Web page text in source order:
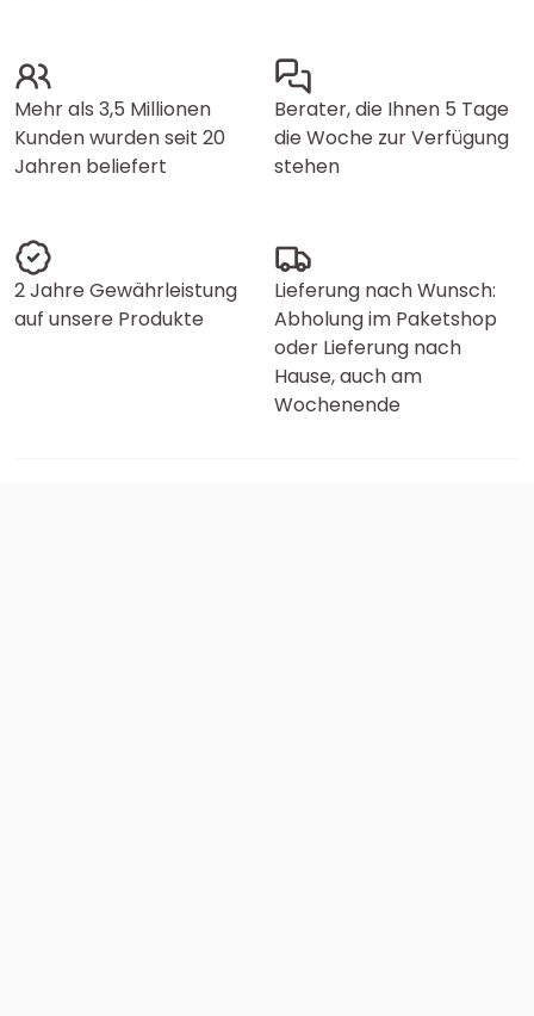
Mehr als 3,5 Millionen
Kunden wurden seit 20
Jahren beliefert
Berater, die Ihnen 5 Tage
die Woche zur Verfügung
stehen
2 Jahre Gewährleistung
auf unsere Produkte
Lieferung nach Wunsch:
Abholung im Paketshop
oder Lieferung nach
Hause, auch am
Wochenende